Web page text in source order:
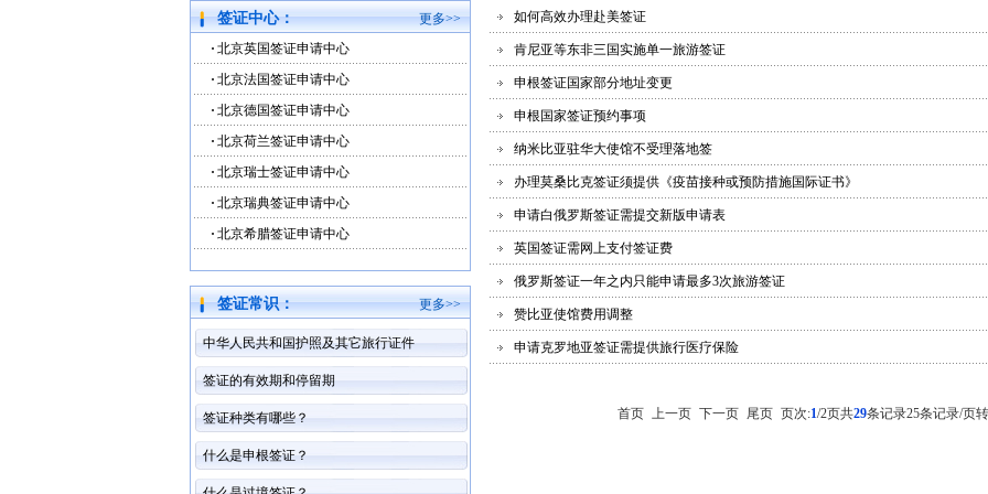
签证中心：
更多>>
北京英国签证申请中心
北京法国签证申请中心
北京德国签证申请中心
北京荷兰签证申请中心
北京瑞士签证申请中心
北京瑞典签证申请中心
北京希腊签证申请中心
签证常识： 更多>>
中华人民共和国护照及其它旅行证件
签证的有效期和停留期
签证种类有哪些？
什么是申根签证？
如何高效办理赴美签证
肯尼亚等东非三国实施单一旅游签证
申根签证国家部分地址变更
申根国家签证预约事项
纳米比亚驻华大使馆不受理落地签
办理莫桑比克签证须提供《疫苗接种或预防措施国际证书》
申请白俄罗斯签证需提交新版申请表
英国签证需网上支付签证费
俄罗斯签证一年之内只能申请最多3次旅游签证
赞比亚使馆费用调整
申请克罗地亚签证需提供旅行医疗保险
首页 上一页 下一页 尾页 页次:1/2页共29条记录25条记录/页